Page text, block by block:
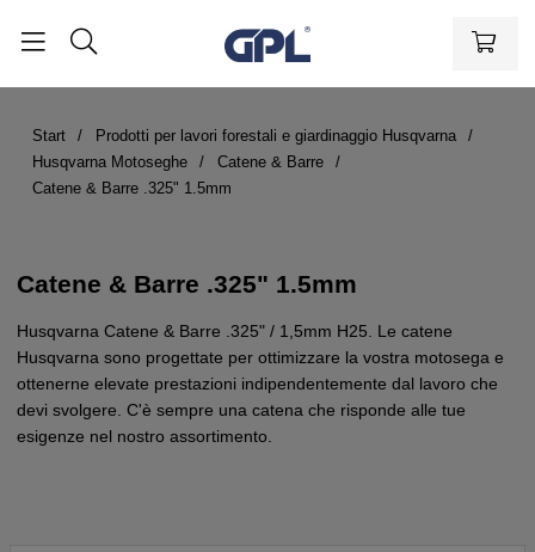
Start
Prodotti per lavori forestali e giardinaggio Husqvarna
Husqvarna Motoseghe
Catene & Barre
Catene & Barre .325" 1.5mm
Catene & Barre .325" 1.5mm
Husqvarna Catene & Barre .325" / 1,5mm H25. Le catene
Husqvarna sono progettate per ottimizzare la vostra motosega e
ottenerne elevate prestazioni indipendentemente dal lavoro che
devi svolgere. C'è sempre una catena che risponde alle tue
esigenze nel nostro assortimento.